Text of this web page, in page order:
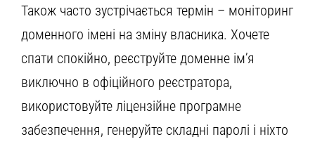
Також часто зустрічається термін – моніторинг
доменного імені на зміну власника. Хочете
спати спокійно, реєструйте доменне ім’я
виключно в офіційного реєстратора,
використовуйте ліцензійне програмне
забезпечення, генеруйте складні паролі і ніхто